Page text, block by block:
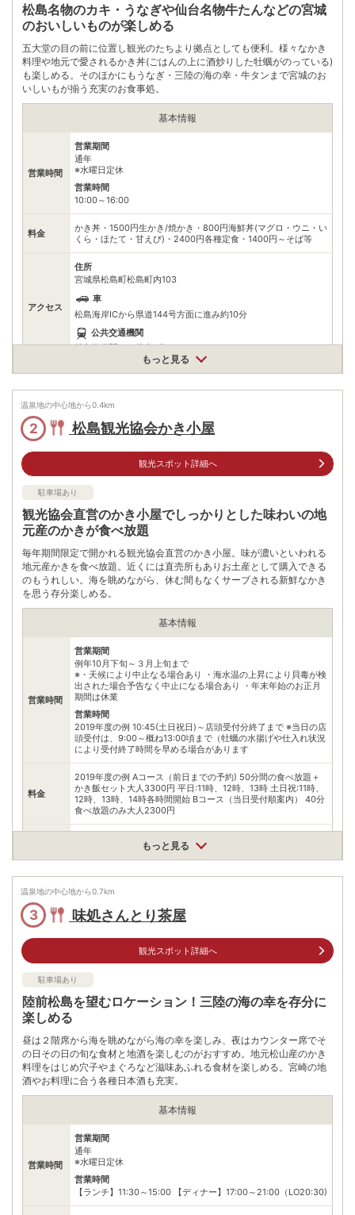
松島名物のカキ・うなぎや仙台名物牛たんなどの宮城
のおいしいものが楽しめる
五大堂の目の前に位置し観光のたちより拠点としても便利。様々なかき
料理や地元で愛されるかき丼(ごはんの上に酒炒りした牡蠣がのっている)
も楽しめる。そのほかにもうなぎ・三陸の海の幸・牛タンまで宮城のお
いしいもが揃う充実のお食事処。
基本情報
営業時間
営業期間
通年
※水曜日定休
営業時間
10:00～16:00
料金
かき丼・1500円生かき/焼かき・800円海鮮丼(マグロ・ウニ・い
くら・ほたて・甘えび)・2400円各種定食・1400円～そば等
アクセス
住所
宮城県松島町松島町内103
車
松島海岸ICから県道144号方面に進み約10分
公共交通機関
松島海岸駅から徒歩7分
駐車場 情報なし
電話番号 0223542624
※ 掲載情報は変更になる場合があります。最新の内容はご利用前にご自身でお
問合せください。
※ 料金情報は税込・税抜表記が混ざっております。正しい金額はご利用前にご
自身でお問合せください。
もっと見る
温泉地の中心地から0.4km
2 松島観光協会かき小屋
観光スポット詳細へ
駐車場あり
観光協会直営のかき小屋でしっかりとした味わいの地
元産のかきが食べ放題
毎年期間限定で開かれる観光協会直営のかき小屋。味が濃いといわれる
地元産かきを食べ放題。近くには直売所もありお土産として購入できる
のもうれしい。海を眺めながら、休む間もなくサーブされる新鮮なかき
を思う存分楽しめる。
基本情報
営業時間
営業期間
例年10月下旬～３月上旬まで
※・天候により中止なる場合あり ・海水温の上昇により貝毒が検
出された場合予告なく中止になる場合あり ・年末年始のお正月
期間は休業
営業時間
2019年度の例 10:45(土日祝日)～店頭受付分終了まで ※当日の店
頭受付は、9:00～概ね13:00頃まで（牡蠣の水揚げや仕入れ状況
により受付終了時間を早める場合があります
料金
2019年度の例 Aコース（前日までの予約) 50分間の食べ放題＋
かき飯セット大人3300円 平日:11時、12時、13時 土日祝:11時、
12時、13時、14時各時間開始 Bコース（当日受付順案内） 40分
食べ放題のみ大人2300円
アクセス
宮城県松島町松島東浜12-1
松島海岸ICから県道144号方面と国道45号を進み約10分
JR松島駅から徒歩約15分
ホテル海風土近く
電話番号 0223533208
※ 掲載情報は変更になる場合があります。最新の内容はご利用前にご自身でお
問合せください。
※ 料金情報は税込・税抜表記が混ざっております。正しい金額はご利用前にご
自身でお問合せください。
もっと見る
温泉地の中心地から0.7km
3 味処さんとり茶屋
観光スポット詳細へ
駐車場あり
陸前松島を望むロケーション！三陸の海の幸を存分に
楽しめる
昼は２階席から海を眺めながら海の幸を楽しみ、夜はカウンター席でそ
の日その日の旬な食材と地酒を楽しむのがおすすめ。地元松山産のかき
料理をはじめ穴子やまぐろなど滋味あふれる食材を楽しめる。宮崎の地
酒やお料理に合う各種日本酒も充実。
基本情報
営業時間
営業期間
通年
※水曜日定休
営業時間
【ランチ】11:30～15:00 【ディナー】17:00～21:00（LO20:30)